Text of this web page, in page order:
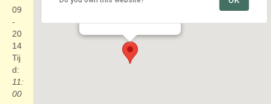
Vroeger en Toen Brocante
09
-
20
14
Tij
d:
11:
00